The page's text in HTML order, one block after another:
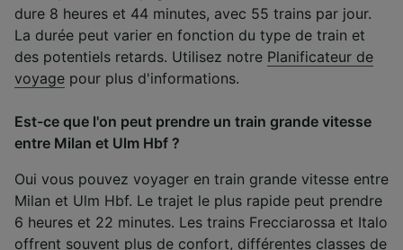
dure 8 heures et 44 minutes, avec 55 trains par jour.
La durée peut varier en fonction du type de train et
des potentiels retards. Utilisez notre Planificateur de
voyage pour plus d'informations.
Est-ce que l'on peut prendre un train grande vitesse
entre Milan et Ulm Hbf ?
Oui vous pouvez voyager en train grande vitesse entre
Milan et Ulm Hbf. Le trajet le plus rapide peut prendre
6 heures et 22 minutes. Les trains Frecciarossa et Italo
offrent souvent plus de confort, différentes classes de